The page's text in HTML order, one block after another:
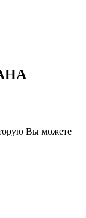
Вы можете